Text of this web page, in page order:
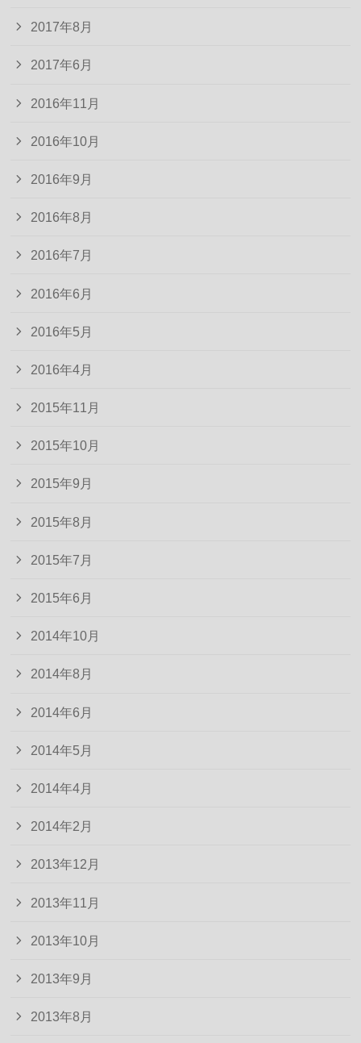
2017年8月
2017年6月
2016年11月
2016年10月
2016年9月
2016年8月
2016年7月
2016年6月
2016年5月
2016年4月
2015年11月
2015年10月
2015年9月
2015年8月
2015年7月
2015年6月
2014年10月
2014年8月
2014年6月
2014年5月
2014年4月
2014年2月
2013年12月
2013年11月
2013年10月
2013年9月
2013年8月